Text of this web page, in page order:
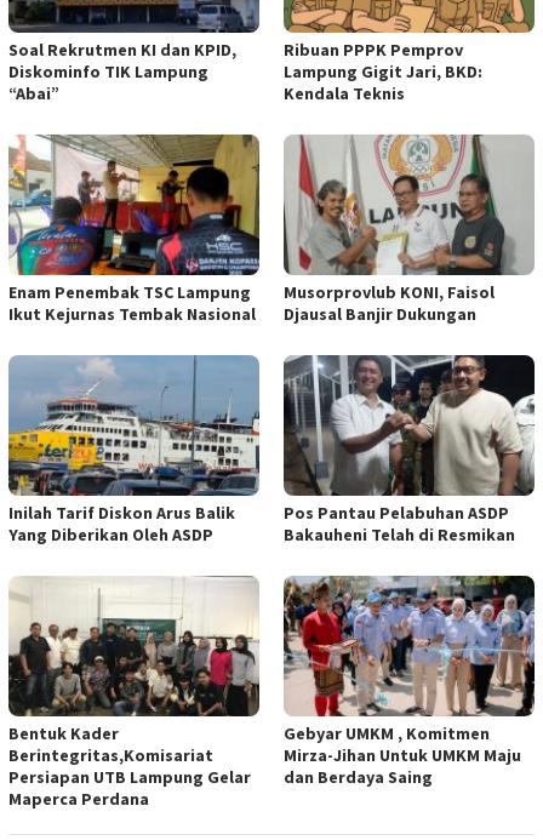
Soal Rekrutmen KI dan KPID,
Diskominfo TIK Lampung
“Abai”
Ribuan PPPK Pemprov
Lampung Gigit Jari, BKD:
Kendala Teknis
Enam Penembak TSC Lampung
Ikut Kejurnas Tembak Nasional
Musorprovlub KONI, Faisol
Djausal Banjir Dukungan
Inilah Tarif Diskon Arus Balik
Yang Diberikan Oleh ASDP
Pos Pantau Pelabuhan ASDP
Bakauheni Telah di Resmikan
Bentuk Kader
Berintegritas,Komisariat
Persiapan UTB Lampung Gelar
Maperca Perdana
Gebyar UMKM , Komitmen
Mirza-Jihan Untuk UMKM Maju
dan Berdaya Saing